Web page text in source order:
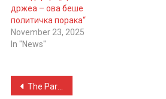
држеа – ова беше
политичка порака“
November 23, 2025
In "News"
Post
The Partners of The Most Famous Players at The World Cup 2026